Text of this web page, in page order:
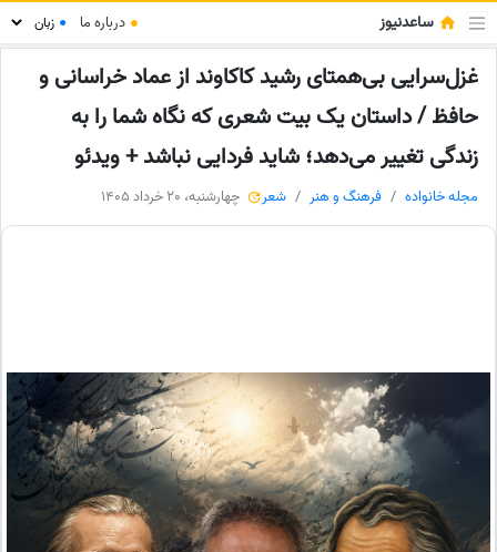
ساعدنیوز ● درباره ما ●
غزل‌سرایی بی‌همتای رشید کاکاوند از عماد خراسانی و
حافظ / داستان یک بیت شعری که نگاه شما را به
زندگی تغییر می‌دهد؛ شاید فردایی نباشد + ویدئو
مجله خانواده فرهنگ و هنر شعر چهارشنبه، 20 خرداد 1405